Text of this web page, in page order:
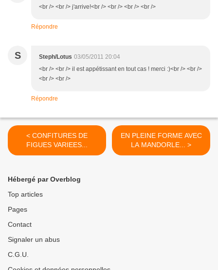
<br /> <br /> j'arrive!<br /> <br /> <br /> <br />
Répondre
S Steph/Lotus 03/05/2011 20:04
<br /> <br /> il est appétissant en tout cas ! merci :)<br /> <br />
<br /> <br />
Répondre
< CONFITURES DE
FIGUES VARIEES...
EN PLEINE FORME AVEC
LA MANDORLE... >
Hébergé par Overblog
Top articles
Pages
Contact
Signaler un abus
C.G.U.